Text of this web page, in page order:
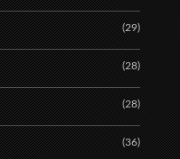
(29)
(28)
(28)
(36)